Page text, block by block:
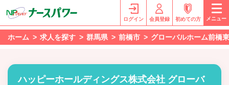
ログイン 会員登録 初めての方 メニュー
ホーム 求人を探す 群馬県 前橋市 グローバルホーム前橋東
ハッピーホールディングス株式会社 グローバ